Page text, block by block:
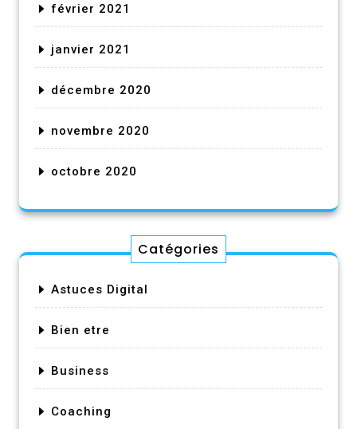
février 2021
janvier 2021
décembre 2020
novembre 2020
octobre 2020
Catégories
Astuces Digital
Bien etre
Business
Coaching